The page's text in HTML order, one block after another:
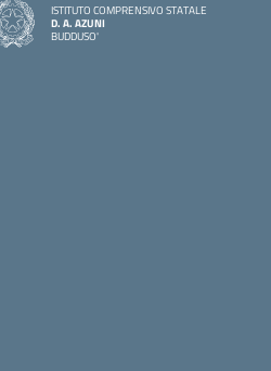
ISTITUTO COMPRENSIVO STATALE
D. A. AZUNI
BUDDUSO'